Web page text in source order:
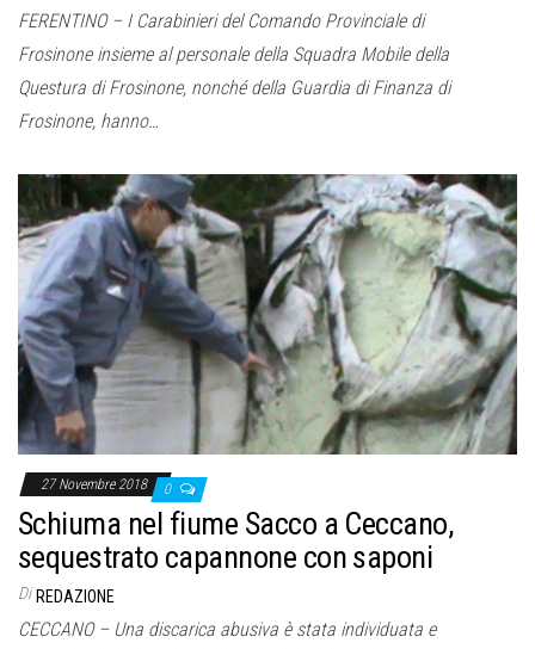
FERENTINO – I Carabinieri del Comando Provinciale di
Frosinone insieme al personale della Squadra Mobile della
Questura di Frosinone, nonché della Guardia di Finanza di
Frosinone, hanno…
27 Novembre 2018 0
Schiuma nel fiume Sacco a Ceccano,
sequestrato capannone con saponi
Di REDAZIONE
CECCANO – Una discarica abusiva è stata individuata e